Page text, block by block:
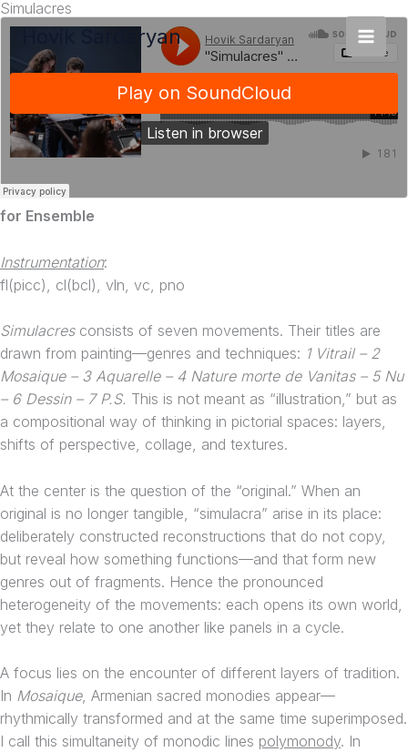
Zum
springen
Hovik Sardaryan
Simulacres
for Ensemble
Instrumentation:
fl(picc), cl(bcl), vln, vc, pno
Simulacresconsists of seven movements. Their titles are
drawn from painting—genres and techniques: 1 Vitrail – 2
Mosaique – 3 Aquarelle – 4 Nature morte de Vanitas – 5 Nu
– 6 Dessin – 7 P.S. This is not meant as “illustration,” but as
a compositional way of thinking in pictorial spaces: layers,
shifts of perspective, collage, and textures.
At the center is the question of the “original.” When an
original is no longer tangible, “simulacra” arise in its place:
deliberately constructed reconstructions that do not copy,
but reveal how something functions—and that form new
genres out of fragments. Hence the pronounced
heterogeneity of the movements: each opens its own world,
yet they relate to one another like panels in a cycle.
A focus lies on the encounter of different layers of tradition.
In Mosaique, Armenian sacred monodies appear—
rhythmically transformed and at the same time superimposed.
I call this simultaneity of monodic lines polymonody. In